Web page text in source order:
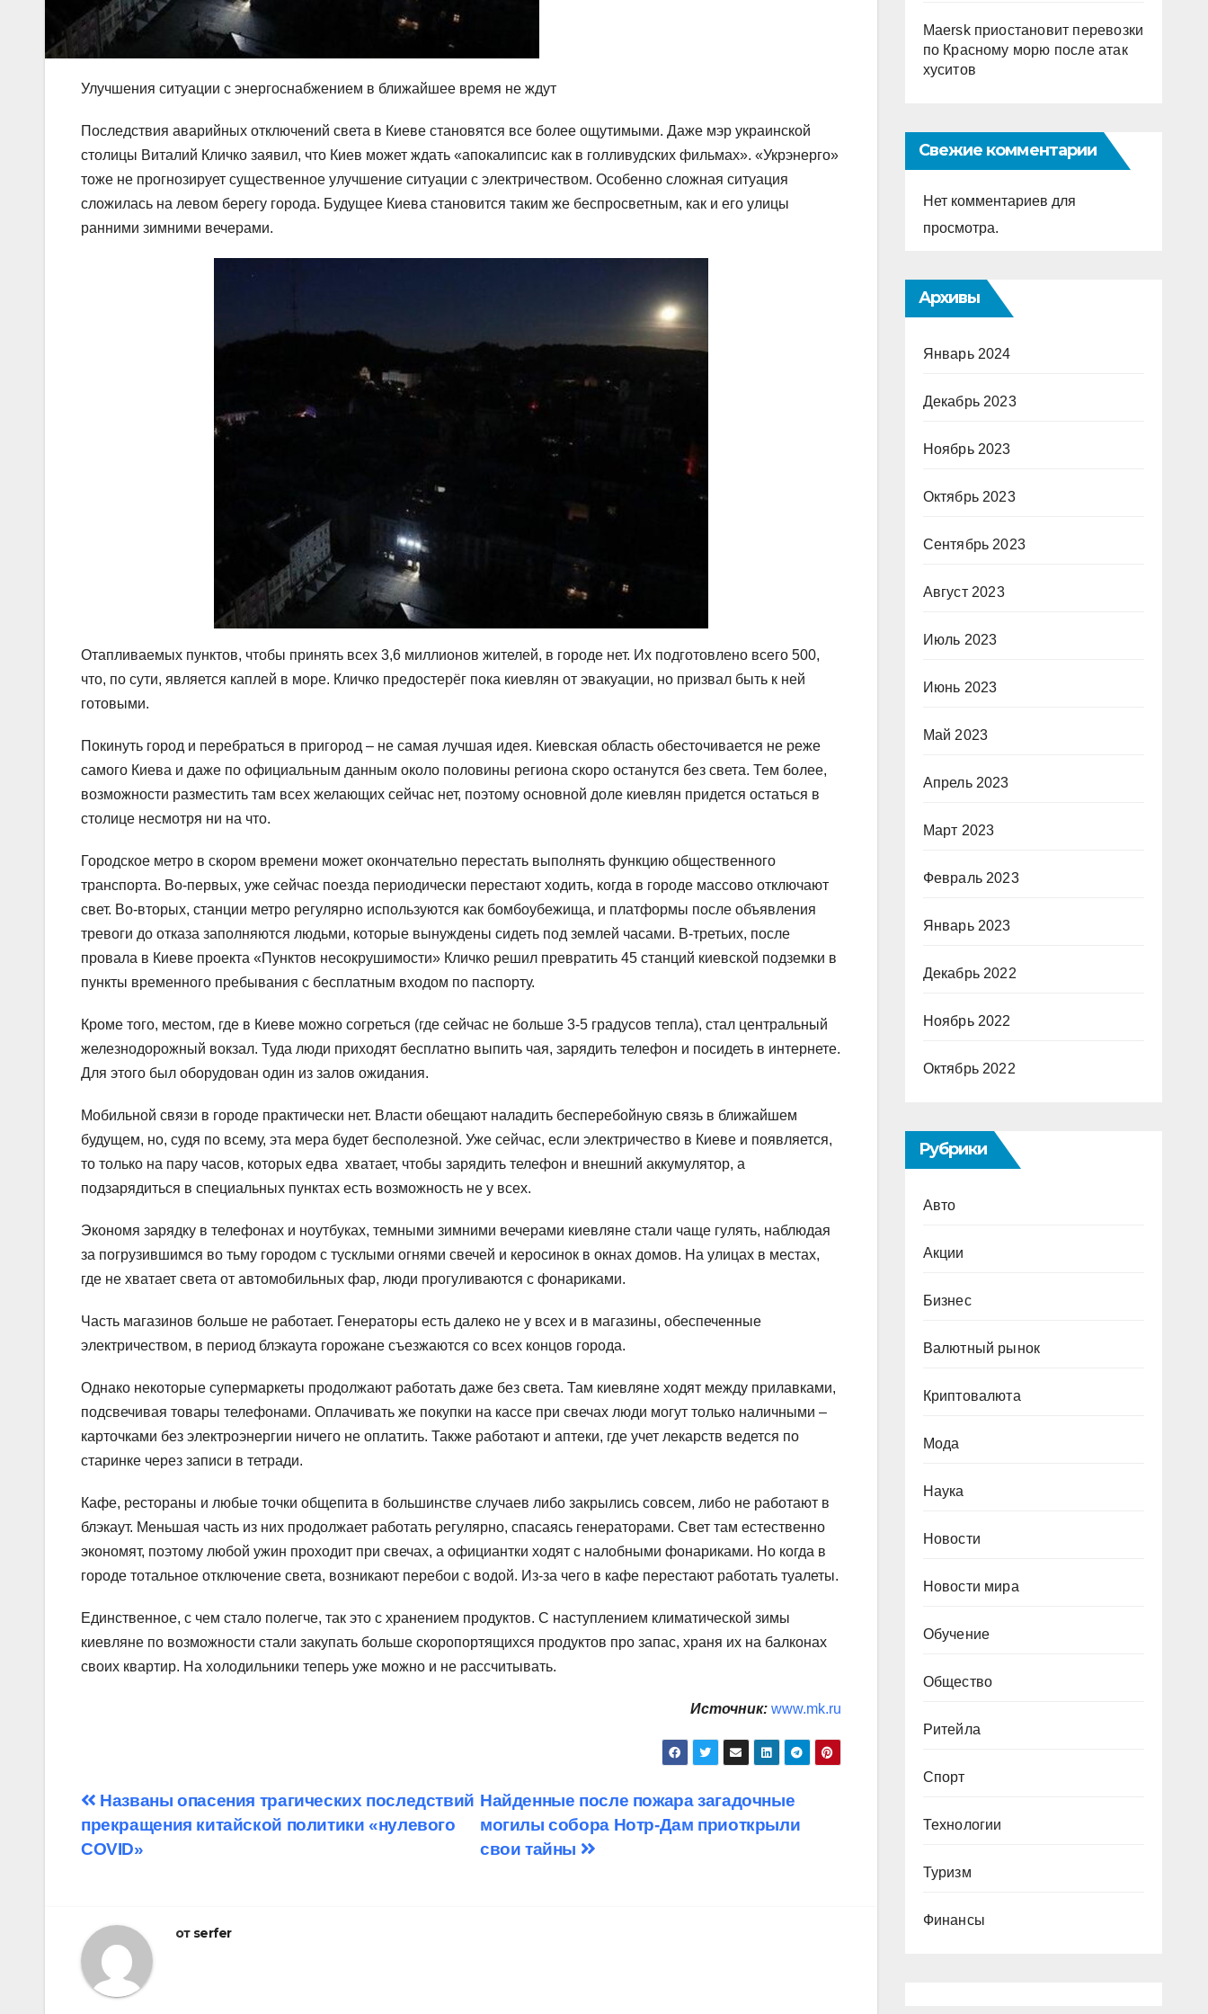
Улучшения ситуации с энергоснабжением в ближайшее время не ждут
Последствия аварийных отключений света в Киеве становятся все более ощутимыми. Даже мэр украинской
столицы Виталий Кличко заявил, что Киев может ждать «апокалипсис как в голливудских фильмах». «Укрэнерго»
тоже не прогнозирует существенное улучшение ситуации с электричеством. Особенно сложная ситуация
сложилась на левом берегу города. Будущее Киева становится таким же беспросветным, как и его улицы
ранними зимними вечерами.
Отапливаемых пунктов, чтобы принять всех 3,6 миллионов жителей, в городе нет. Их подготовлено всего 500,
что, по сути, является каплей в море. Кличко предостерёг пока киевлян от эвакуации, но призвал быть к ней
готовыми.
Покинуть город и перебраться в пригород – не самая лучшая идея. Киевская область обесточивается не реже
самого Киева и даже по официальным данным около половины региона скоро останутся без света. Тем более,
возможности разместить там всех желающих сейчас нет, поэтому основной доле киевлян придется остаться в
столице несмотря ни на что.
Городское метро в скором времени может окончательно перестать выполнять функцию общественного
транспорта. Во-первых, уже сейчас поезда периодически перестают ходить, когда в городе массово отключают
свет. Во-вторых, станции метро регулярно используются как бомбоубежища, и платформы после объявления
тревоги до отказа заполняются людьми, которые вынуждены сидеть под землей часами. В-третьих, после
провала в Киеве проекта «Пунктов несокрушимости» Кличко решил превратить 45 станций киевской подземки в
пункты временного пребывания с бесплатным входом по паспорту.
Кроме того, местом, где в Киеве можно согреться (где сейчас не больше 3-5 градусов тепла), стал центральный
железнодорожный вокзал. Туда люди приходят бесплатно выпить чая, зарядить телефон и посидеть в интернете.
Для этого был оборудован один из залов ожидания.
Мобильной связи в городе практически нет. Власти обещают наладить бесперебойную связь в ближайшем
будущем, но, судя по всему, эта мера будет бесполезной. Уже сейчас, если электричество в Киеве и появляется,
то только на пару часов, которых едва хватает, чтобы зарядить телефон и внешний аккумулятор, а
подзарядиться в специальных пунктах есть возможность не у всех.
Экономя зарядку в телефонах и ноутбуках, темными зимними вечерами киевляне стали чаще гулять, наблюдая
за погрузившимся во тьму городом с тусклыми огнями свечей и керосинок в окнах домов. На улицах в местах,
где не хватает света от автомобильных фар, люди прогуливаются с фонариками.
Часть магазинов больше не работает. Генераторы есть далеко не у всех и в магазины, обеспеченные
электричеством, в период блэкаута горожане съезжаются со всех концов города.
Однако некоторые супермаркеты продолжают работать даже без света. Там киевляне ходят между прилавками,
подсвечивая товары телефонами. Оплачивать же покупки на кассе при свечах люди могут только наличными –
карточками без электроэнергии ничего не оплатить. Также работают и аптеки, где учет лекарств ведется по
старинке через записи в тетради.
Кафе, рестораны и любые точки общепита в большинстве случаев либо закрылись совсем, либо не работают в
блэкаут. Меньшая часть из них продолжает работать регулярно, спасаясь генераторами. Свет там естественно
экономят, поэтому любой ужин проходит при свечах, а официантки ходят с налобными фонариками. Но когда в
городе тотальное отключение света, возникают перебои с водой. Из-за чего в кафе перестают работать туалеты.
Единственное, с чем стало полегче, так это с хранением продуктов. С наступлением климатической зимы
киевляне по возможности стали закупать больше скоропортящихся продуктов про запас, храня их на балконах
своих квартир. На холодильники теперь уже можно и не рассчитывать.
Источник: www.mk.ru
Навигация
по
Найденные после пожара загадочные
могилы собора Нотр-Дам приоткрыли
свои тайны
Названы опасения трагических последствий
прекращения китайской политики «нулевого
COVID»
от serfer
Maersk приостановит перевозки
по Красному морю после атак
хуситов
Свежие комментарии
Нет комментариев для
просмотра.
Архивы
Январь 2024
Декабрь 2023
Ноябрь 2023
Октябрь 2023
Сентябрь 2023
Август 2023
Июль 2023
Июнь 2023
Май 2023
Апрель 2023
Март 2023
Февраль 2023
Январь 2023
Декабрь 2022
Ноябрь 2022
Октябрь 2022
Рубрики
Авто
Акции
Бизнес
Валютный рынок
Криптовалюта
Мода
Наука
Новости
Новости мира
Обучение
Общество
Ритейла
Спорт
Технологии
Туризм
Финансы